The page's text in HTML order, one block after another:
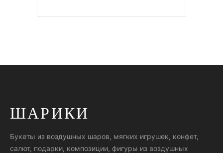
ШАРИКИ
Букеты из воздушных шаров, мягких игрушек, конфет,
салют, подарки, композиции, фигуры из воздушных